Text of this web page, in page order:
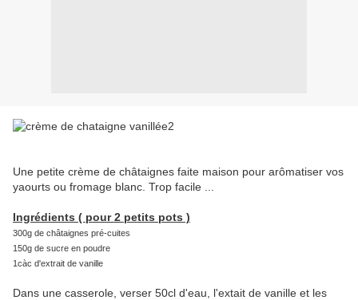
Une petite crème de châtaignes faite maison pour arômatiser vos
yaourts ou fromage blanc. Trop facile ...
Ingrédients ( pour 2 petits pots )
300g de châtaignes pré-cuites
150g de sucre en poudre
1càc d'extrait de vanille
Dans une casserole, verser 50cl d'eau, l'extait de vanille et les